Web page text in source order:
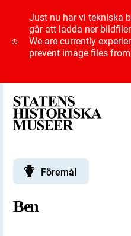
Just nu har vi tekniska
går att ladda ner
We are currently
prevent image files
Föremål
Ben